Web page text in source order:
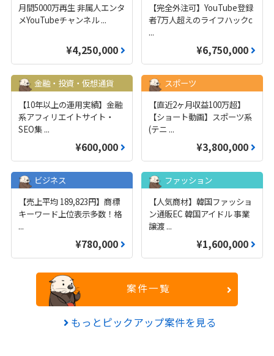
月間5000万再生 非属人エンタ
メYouTubeチャンネル...
¥4,250,000
【完全外注可】YouTube登録
者7万人超えのライフハックc
...
¥6,750,000
金融・投資・仮想通貨
【10年以上の運用実績】金融
系アフィリエイトサイト・
SEO集 ...
¥600,000
スポーツ
【直近2ヶ月収益100万超】
【ショート動画】スポーツ系
(テニ ...
¥3,800,000
ビジネス
【売上平均 189,823円】商標
キーワード上位表示多数！格
...
¥780,000
ファッション
【人気商材】韓国ファッショ
ン通販EC 韓国アイドル 事業
譲渡 ...
¥1,600,000
案件一覧
もっとピックアップ案件を見る